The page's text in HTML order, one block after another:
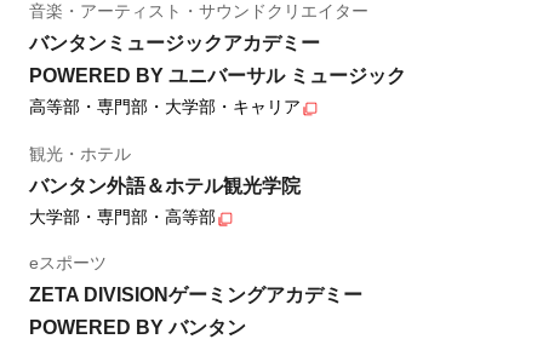
音楽・アーティスト・サウンドクリエイター
バンタンミュージックアカデミー
POWERED BY ユニバーサル ミュージック
高等部・専門部・大学部・キャリア
観光・ホテル
バンタン外語＆ホテル観光学院
大学部・専門部・高等部
eスポーツ
ZETA DIVISIONゲーミングアカデミー
POWERED BY バンタン